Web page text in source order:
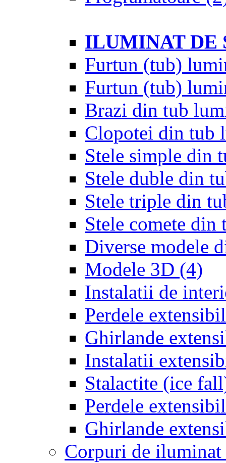
ILUMINAT DE
Furtun (tub)
Furtun (tub)
Brazi din tub
Clopotei din tub
Stele simple din
Stele duble din
Stele triple din
Stele comete din
Diverse modele
Modele 3D (4)
Instalatii de
Perdele
Ghirlande
Instalatii
Stalactite (ice
Perdele
Ghirlande
Corpuri de